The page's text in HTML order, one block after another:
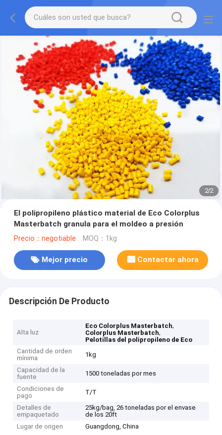
2/2
El polipropileno plástico material de Eco Colorplus
Masterbatch granula para el moldeo a presión
Precio：negotiable MOQ：1kg
Mejor precio Contactar ahora
Descripción De Producto
Alta luz
Eco Colorplus Masterbatch,
Colorplus Masterbatch,
Pelotillas del polipropileno de Eco
Cantidad de orden
mínima
1kg
Capacidad de la
fuente
1500 toneladas por mes
Condiciones de
pago
T/T
Detalles de
empaquetado
25kg/bag, 26 toneladas por el envase
de los 20ft
Lugar de origen
Guangdong, China